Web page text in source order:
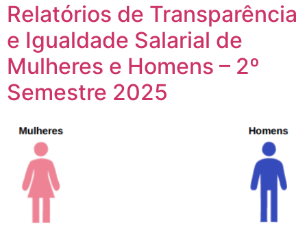
Relatórios de Transparência
e Igualdade Salarial de
Mulheres e Homens – 2º
Semestre 2025